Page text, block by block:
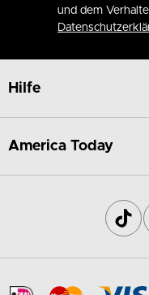
und dem
Hilfe
America Today